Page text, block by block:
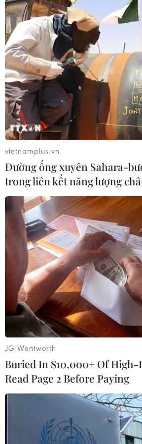
TIN LIÊN QUAN
Đắk Lắk: Liên tiếp xảy ra
làm 2 người thương vong
30/05/2018 04:26
Trên địa bàn tỉnh Đắk Lắk vừa xảy
khiến 1 người tử vong, 1 người bị
cứu tại Bệnh viện Đa khoa tỉnh Đắk
vietnamplus.vn
Đường ống xuyên Sahara-
trong liên kết năng lượng
JG Wentworth
Buried In $10,000+ Of
Read Page 2 Before Paying